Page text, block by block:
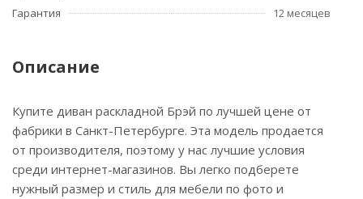
Гарантия
12 месяцев
Описание
Купите диван раскладной Брэй по лучшей цене от
фабрики в Санкт-Петербурге. Эта модель продается
от производителя, поэтому у нас лучшие условия
среди интернет-магазинов. Вы легко подберете
нужный размер и стиль для мебели по фото и